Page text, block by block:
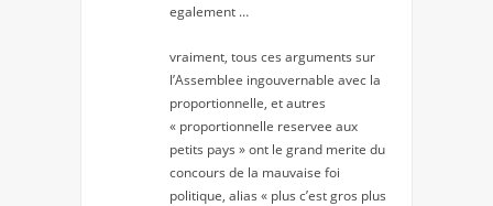
egalement …
vraiment, tous ces arguments sur
l’Assemblee ingouvernable avec la
proportionnelle, et autres
« proportionnelle reservee aux
petits pays » ont le grand merite du
concours de la mauvaise foi
politique, alias « plus c’est gros plus